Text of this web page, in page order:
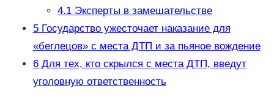
4.1Эксперты в замешательстве
5Государство ужесточает наказание для
«беглецов» с места ДТП и за пьяное вождение
6Для тех, кто скрылся с места ДТП, введут
уголовную ответственность